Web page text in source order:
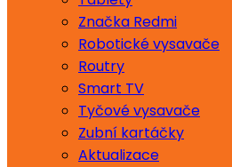
Značka Redmi
Robotické vysavače
Routry
Smart TV
Tyčové vysavače
Zubní kartáčky
Aktualizace